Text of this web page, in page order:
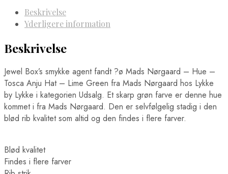
Beskrivelse
Yderligere information
Beskrivelse
Jewel Box’s smykke agent fandt ?ø Mads Nørgaard – Hue –
Tosca Anju Hat – Lime Green fra Mads Nørgaard hos Lykke
by Lykke i kategorien Udsalg. Et skarp grøn farve er denne hue
kommet i fra Mads Nørgaard. Den er selvfølgelig stadig i den
blød rib kvalitet som altid og den findes i flere farver.
Blød kvalitet
Findes i flere farver